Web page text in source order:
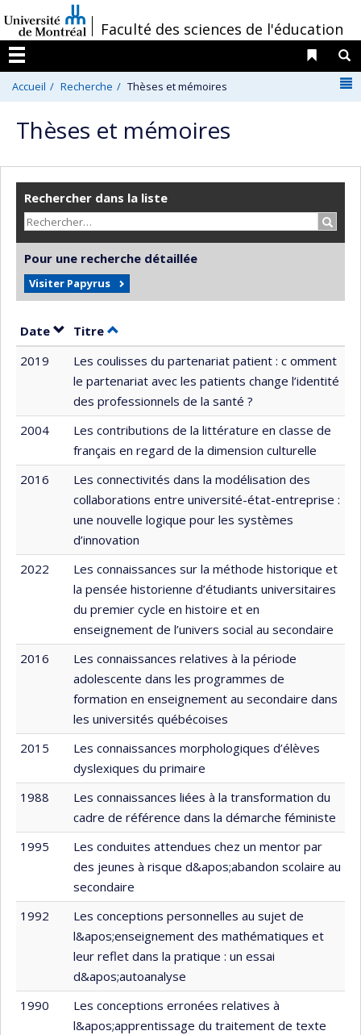
au
contenu
/Faculté des sciences de l'éducation
Menu
Liens
Accueil Recherche Thèses et mémoires
Thèses et mémoires
Rechercher dans la liste
Pour une recherche détaillée
Visiter Papyrus
Date Trier par date en ordre décroissant
Titre Trier par titre en ordre décroissant
2019
Les coulisses du partenariat patient : c omment
le partenariat avec les patients change l’identité
des professionnels de la santé ?
2004
Les contributions de la littérature en classe de
français en regard de la dimension culturelle
2016
Les connectivités dans la modélisation des
collaborations entre université-état-entreprise :
une nouvelle logique pour les systèmes
d’innovation
2022
Les connaissances sur la méthode historique et
la pensée historienne d’étudiants universitaires
du premier cycle en histoire et en
enseignement de l’univers social au secondaire
2016
Les connaissances relatives à la période
adolescente dans les programmes de
formation en enseignement au secondaire dans
les universités québécoises
2015
Les connaissances morphologiques d’élèves
dyslexiques du primaire
1988
Les connaissances liées à la transformation du
cadre de référence dans la démarche féministe
1995
Les conduites attendues chez un mentor par
des jeunes à risque d&apos;abandon scolaire au
secondaire
1992
Les conceptions personnelles au sujet de
l&apos;enseignement des mathématiques et
leur reflet dans la pratique : un essai
d&apos;autoanalyse
1990
Les conceptions erronées relatives à
l&apos;apprentissage du traitement de texte